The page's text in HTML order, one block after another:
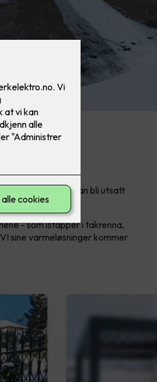
kan man bli utsatt
- som istapper i takrenna,
sine varmeløsninger kommer